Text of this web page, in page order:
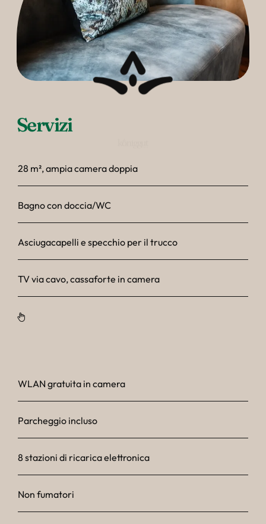
Servizi
28 m², ampia camera doppia
Bagno con doccia/WC
Asciugacapelli e specchio per il trucco
TV via cavo, cassaforte in camera
WLAN gratuita in camera
Parcheggio incluso
8 stazioni di ricarica elettronica
Non fumatori